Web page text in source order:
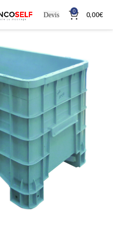
Devis 0 0,00€